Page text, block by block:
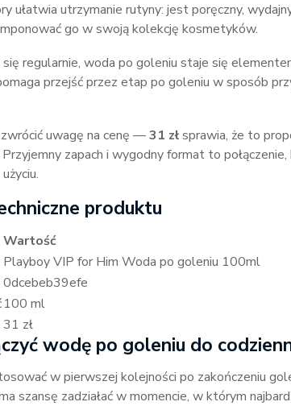
ułatwia utrzymanie rutyny: jest poręczny,
go w swoją kolekcję kosmetyków.
regularnie, woda po goleniu staje się
przejść przez etap po goleniu w sposób
uwagę na cenę —31 złsprawia, że to
zapach i wygodny format to
produktu
Wartość
Playboy VIP for Him Woda po goleniu 100ml
0dcebeb39efe
100 ml
31 zł
wodę po goleniu do
w pierwszej kolejności po zakończeniu
szansę zadziałać w momencie, w którym